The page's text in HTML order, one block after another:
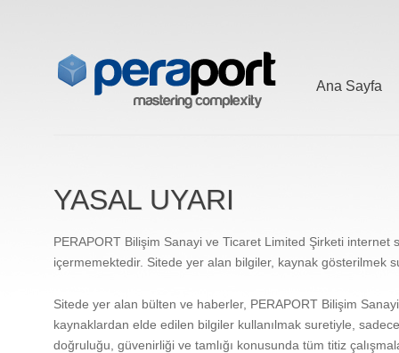
Ana Sayfa
YASAL UYARI
PERAPORT Bilişim Sanayi ve Ticaret Limited Şirketi
içermemektedir. Sitede yer alan bilgiler, kaynak gösterilmek
Sitede yer alan bülten ve haberler, PERAPORT Bilişim
kaynaklardan elde edilen bilgiler kullanılmak suretiyle,
doğruluğu, güvenirliği ve tamlığı konusunda tüm titiz